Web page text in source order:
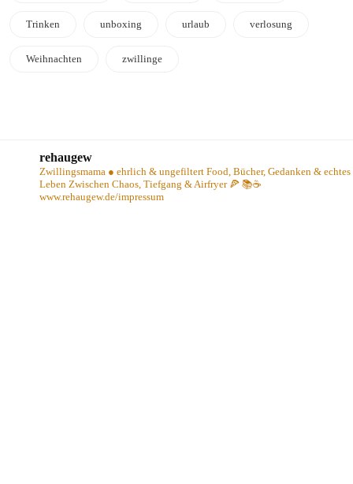
Trinken unboxing urlaub verlosung
Weihnachten zwillinge
rehaugew
Zwillingsmama ● ehrlich & ungefiltert Food, Bücher, Gedanken & echtes
Leben Zwischen Chaos, Tiefgang & Airfryer 🍕 📚☕️
www.rehaugew.de/impressum